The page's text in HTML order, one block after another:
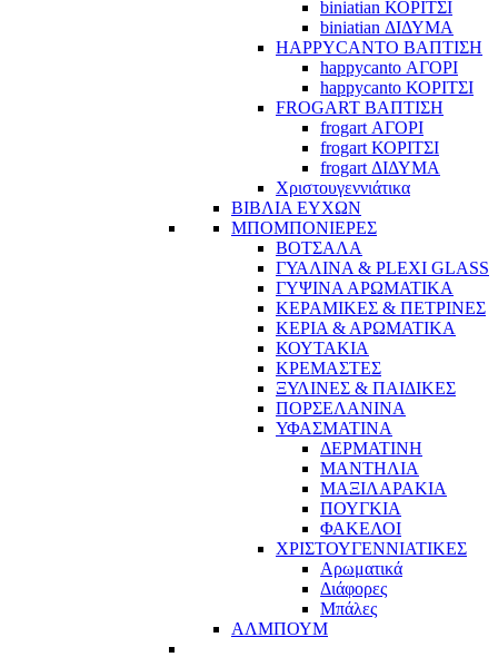
biniatian ΚΟΡΙΤΣΙ
biniatian ΔΙΔΥΜΑ
HAPPYCANTO ΒΑΠΤΙΣΗ
happycanto ΑΓΟΡΙ
happycanto ΚΟΡΙΤΣΙ
FROGART ΒΑΠΤΙΣΗ
frogart ΑΓΟΡΙ
frogart ΚΟΡΙΤΣΙ
frogart ΔΙΔΥΜΑ
Χριστουγεννιάτικα
ΒΙΒΛΙΑ ΕΥΧΩΝ
ΜΠΟΜΠΟΝΙΕΡΕΣ
ΒΟΤΣΑΛΑ
ΓΥΑΛΙΝΑ & PLEXI GLASS
ΓΥΨΙΝΑ ΑΡΩΜΑΤΙΚΑ
ΚΕΡΑΜΙΚΕΣ & ΠΕΤΡΙΝΕΣ
ΚΕΡΙΑ & ΑΡΩΜΑΤΙΚΑ
ΚΟΥΤΑΚΙΑ
ΚΡΕΜΑΣΤΕΣ
ΞΥΛΙΝΕΣ & ΠΑΙΔΙΚΕΣ
ΠΟΡΣΕΛΑΝΙΝΑ
ΥΦΑΣΜΑΤΙΝA
ΔΕΡΜΑΤΙΝΗ
ΜΑΝΤΗΛΙΑ
ΜΑΞΙΛΑΡΑΚΙΑ
ΠΟΥΓΚΙΑ
ΦΑΚΕΛΟΙ
ΧΡΙΣΤΟΥΓΕΝΝΙΑΤΙΚΕΣ
Αρωματικά
Διάφορες
Μπάλες
ΑΛΜΠΟΥΜ